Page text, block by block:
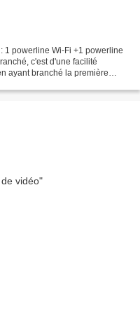
1 powerline Wi-Fi +1 powerline
c'est d'une facilité
ayant branché la première